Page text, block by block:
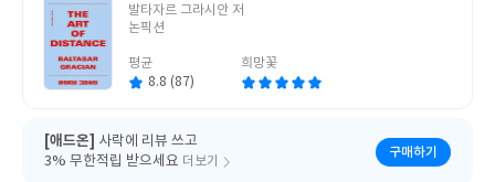
글
쓴
발타자르 그라시안 저
논픽션
평균
8.8 (87)
희망꽃
[애드온] 사락에 리뷰 쓰고
3% 무한적립 받으세요 더보기
구매하기